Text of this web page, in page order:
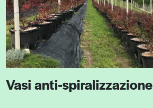
Vasi anti-spiralizzazione